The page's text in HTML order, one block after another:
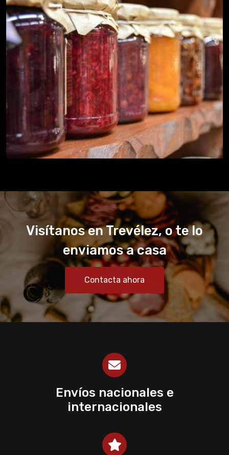
Visítanos en Trevélez, o te lo
enviamos a casa
Contacta ahora
Envíos nacionales e
internacionales